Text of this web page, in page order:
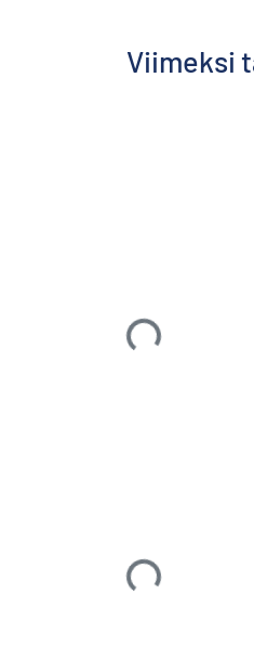
Viimeksi
Ladataan...
Ladataan...